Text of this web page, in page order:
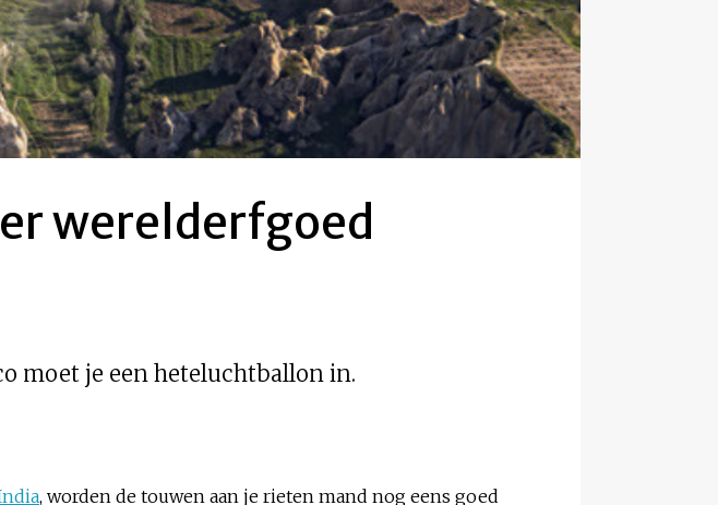
werelderfgoed
moet je een heteluchtballon in.
, worden de touwen aan je rieten mand nog eens goed